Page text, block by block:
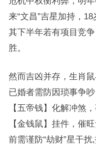
来“文昌”吉星加持，
其下半年若有项目竞
胜。
然而吉凶并存，生肖
已婚者需防因琐事争
【五帝钱】化解冲煞
【金钱鼠】挂件，催
前需谨防“劫财”星干扰